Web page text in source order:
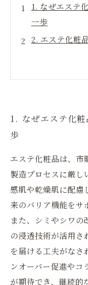
1. なぜエステ
一歩
2. エステ化粧
方と使い方
の健康を取り戻
6. 市販品との
真価とは？
7. 肌トラブル
品の魅力と効果
1. なぜエステ化
歩
エステ化粧品は、市
製造プロセスに厳し
感肌や乾燥肌に配慮
来のバリア機能をサ
また、シミやシワの
の浸透技術が活用さ
を届ける工夫がなさ
ンオーバー促進や
が期待でき、継続的